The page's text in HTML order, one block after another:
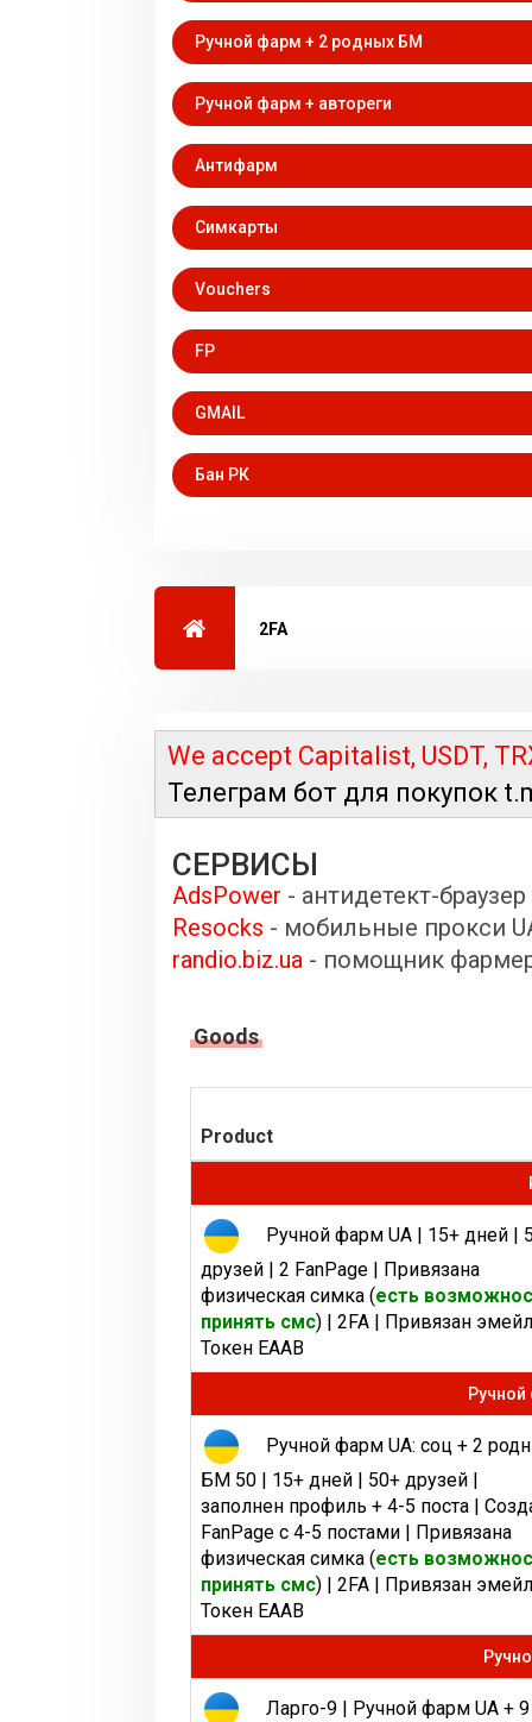
Ручной фарм + 2 родных БМ
Ручной фарм + автореги
Антифарм
Симкарты
Vouchers
FP
GМАIL
Бан РК
2FA
We accept Capitalist, USDT,
Телеграм бот для покупок
СЕРВИСЫ
AdsPower - антидетект-браузер
Resocks - мобильные прокси
randio.biz.ua - помощник
Goods
Product
Ручной фарм UA | 15+ дней |
друзей | 2 FanPage | Привязана
физическая симка (есть
принять смс) | 2FA | Привязан
Токен EAAB
Ручной фарм UA: соц + 2
БМ 50 | 15+ дней | 50+ друзей |
заполнен профиль + 4-5 поста |
FanPage c 4-5 постами | Привязана
физическая симка (есть
принять смс) | 2FA | Привязан
Токен EAAB
Ларго-9 | Ручной фарм UA + 9